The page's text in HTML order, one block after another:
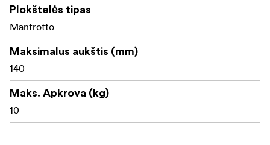
Plokštelės tipas
Manfrotto
Maksimalus aukštis (mm)
140
Maks. Apkrova (kg)
10